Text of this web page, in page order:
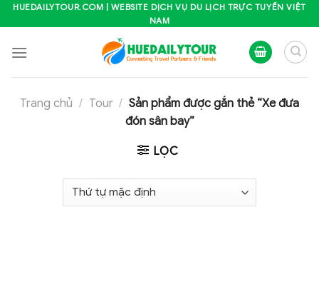
Skip
to
HUEDAILYTOUR.COM | WEBSITE DỊCH VỤ DU LỊCH TRỰC TUYẾN VIỆT
NAM
Trang chủ / Tour / Sản phẩm được gắn thẻ “Xe đưa
đón sân bay”
LỌC